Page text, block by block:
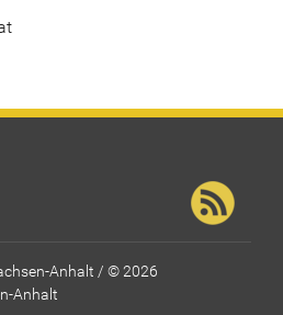
Anhalt / © 2026
Anhalt